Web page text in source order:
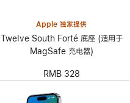
Apple 独家提供
Twelve South Forté 底座 (适用于
MagSafe 充电器)
RMB 328